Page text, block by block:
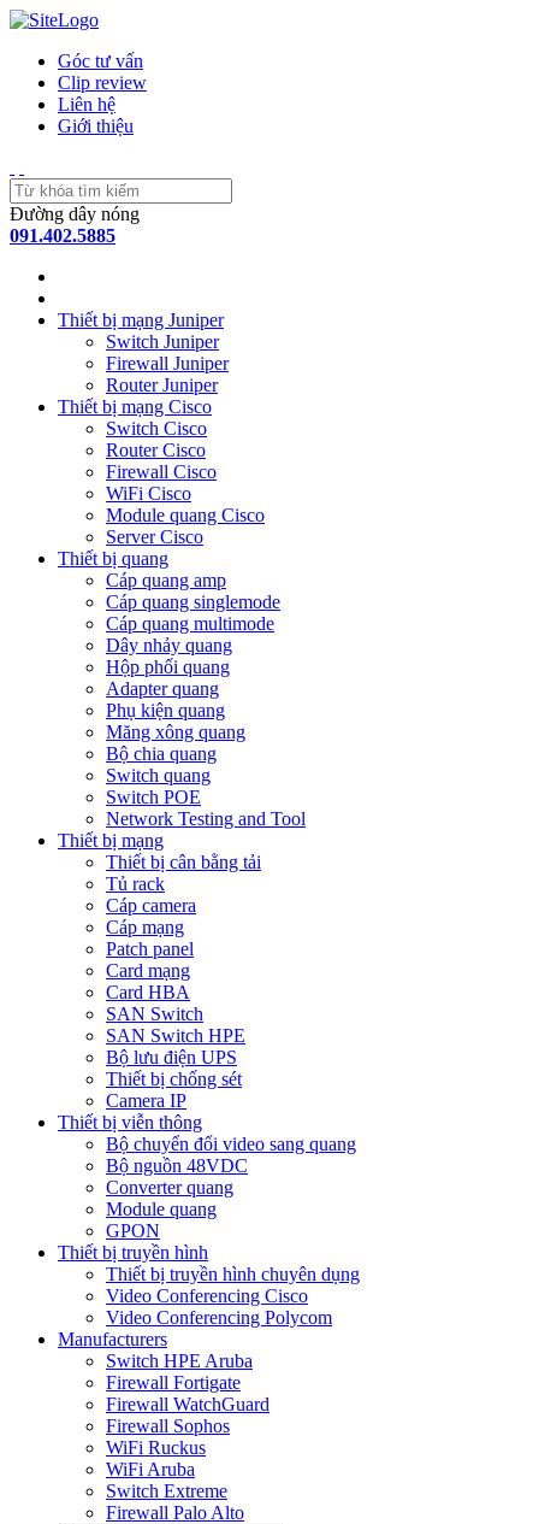
Góc tư vấn
Clip review
Liên hệ
Giới thiệu
Đường dây nóng
091.402.5885
Thiết bị mạng Juniper
Switch Juniper
Firewall Juniper
Router Juniper
Thiết bị mạng Cisco
Switch Cisco
Router Cisco
Firewall Cisco
WiFi Cisco
Module quang Cisco
Server Cisco
Thiết bị quang
Cáp quang amp
Cáp quang singlemode
Cáp quang multimode
Dây nhảy quang
Hộp phối quang
Adapter quang
Phụ kiện quang
Măng xông quang
Bộ chia quang
Switch quang
Switch POE
Network Testing and Tool
Thiết bị mạng
Thiết bị cân bằng tải
Tủ rack
Cáp camera
Cáp mạng
Patch panel
Card mạng
Card HBA
SAN Switch
SAN Switch HPE
Bộ lưu điện UPS
Thiết bị chống sét
Camera IP
Thiết bị viễn thông
Bộ chuyển đổi video sang quang
Bộ nguồn 48VDC
Converter quang
Module quang
GPON
Thiết bị truyền hình
Thiết bị truyền hình chuyên dụng
Video Conferencing Cisco
Video Conferencing Polycom
Manufacturers
Switch HPE Aruba
Firewall Fortigate
Firewall WatchGuard
Firewall Sophos
WiFi Ruckus
WiFi Aruba
Switch Extreme
Firewall Palo Alto